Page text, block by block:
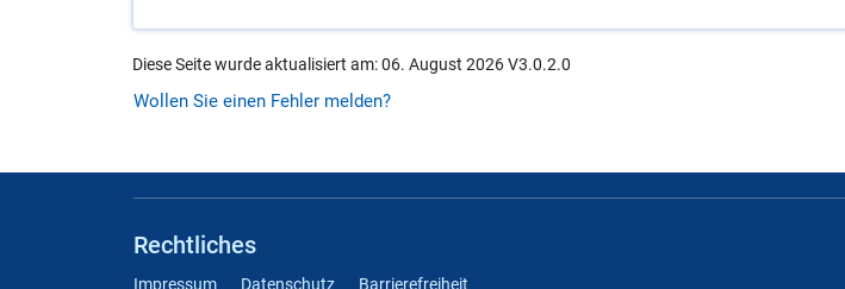
Diese Seite wurde aktualisiert am: 06. August 2026 V3.0.2.0
Wollen Sie einen Fehler melden?
Rechtliches
Impressum Datenschutz Barrierefreiheit